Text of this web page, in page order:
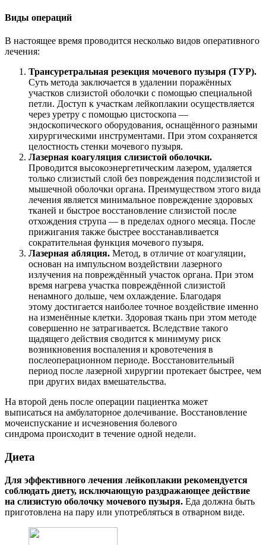
Виды операций
В настоящее время проводится несколько видов оперативного
лечения:
Трансуретральная резекция мочевого пузыря (ТУР).
Суть метода заключается в удалении поражённых
участков слизистой оболочки с помощью специальной
петли. Доступ к участкам лейкоплакии осуществляется
через уретру с помощью цистоскопа —
эндоскопического оборудования, оснащённого разными
хирургическими инструментами. При этом сохраняется
целостность стенки мочевого пузыря.
Лазерная коагуляция слизистой оболочки.
Проводится высокоэнергетическим лазером, удаляется
только слизистый слой без повреждения подслизистой и
мышечной оболочки органа. Преимуществом этого вида
лечения является минимальное повреждение здоровых
тканей и быстрое восстановление слизистой после
отхождения струпа — в пределах одного месяца. После
прижигания также быстрее восстанавливается
сократительная функция мочевого пузыря.
Лазерная абляция. Метод, в отличие от коагуляции,
основан на импульсном воздействии лазерного
излучения на повреждённый участок органа. При этом
время нагрева участка повреждённой слизистой
ненамного дольше, чем охлаждение. Благодаря
этому достигается наиболее точное воздействие именно
на изменённые клетки. Здоровая ткань при этом методе
совершенно не затрагивается. Вследствие такого
щадящего действия сводится к минимуму риск
возникновения воспаления и кровотечения в
послеоперационном периоде. Восстановительный
период после лазерной хирургии протекает быстрее, чем
при других видах вмешательства.
На второй день после операции пациентка может
выписаться на амбулаторное долечивание. Восстановление
мочеиспускание и исчезновения болевого
синдрома происходит в течение одной недели.
Диета
Для эффективного лечения лейкоплакии рекомендуется
соблюдать диету, исключающую раздражающее действие
на слизистую оболочку мочевого пузыря. Еда должна быть
приготовлена на пару или употребляться в отварном виде.